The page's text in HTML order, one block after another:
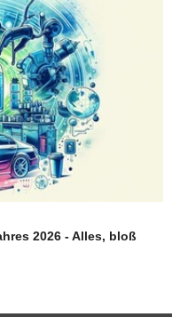
2026 - Alles, bloß